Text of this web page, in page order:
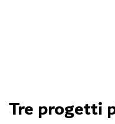
Tre progetti